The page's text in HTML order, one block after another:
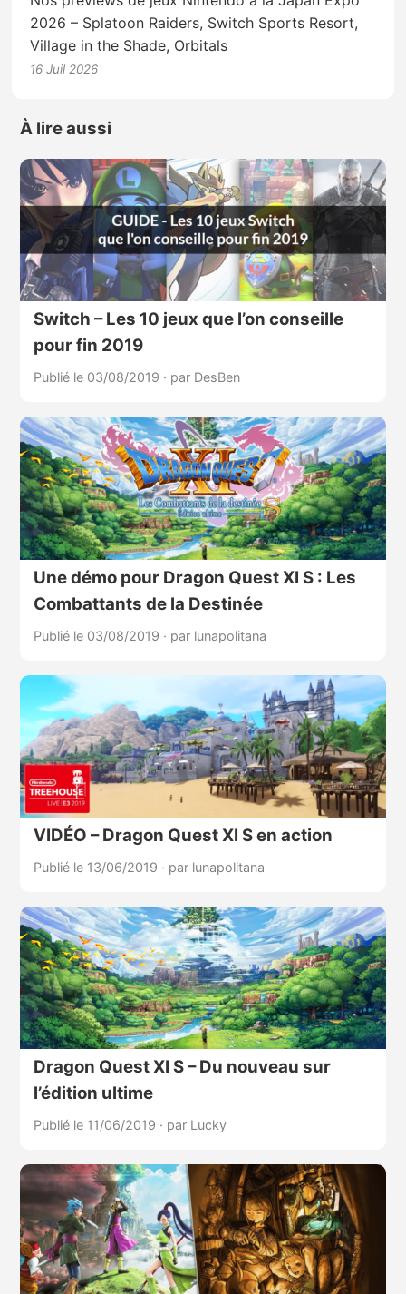
2026 – Splatoon Raiders, Switch Sports Resort,
Village in the Shade, Orbitals
16 Juil 2026
À lire aussi
Switch – Les 10 jeux que l’on conseille
pour fin 2019
Publié le 03/08/2019 · par DesBen
Une démo pour Dragon Quest XI S : Les
Combattants de la Destinée
Publié le 03/08/2019 · par lunapolitana
VIDÉO – Dragon Quest XI S en action
Publié le 13/06/2019 · par lunapolitana
Dragon Quest XI S – Du nouveau sur
l’édition ultime
Publié le 11/06/2019 · par Lucky